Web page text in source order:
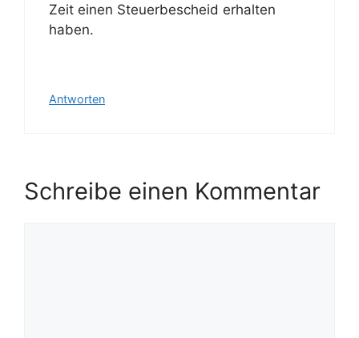
Zeit einen Steuerbescheid erhalten
haben.
Antworten
Schreibe einen Kommentar